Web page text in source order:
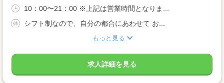
10：00〜21：00 ※上記は営業時間となりま...
シフト制なので、自分の都合にあわせて お...
もっと見る
求人詳細を見る